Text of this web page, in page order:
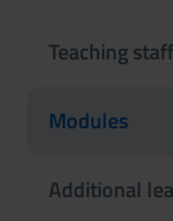
Teaching staff
Modules
Additional